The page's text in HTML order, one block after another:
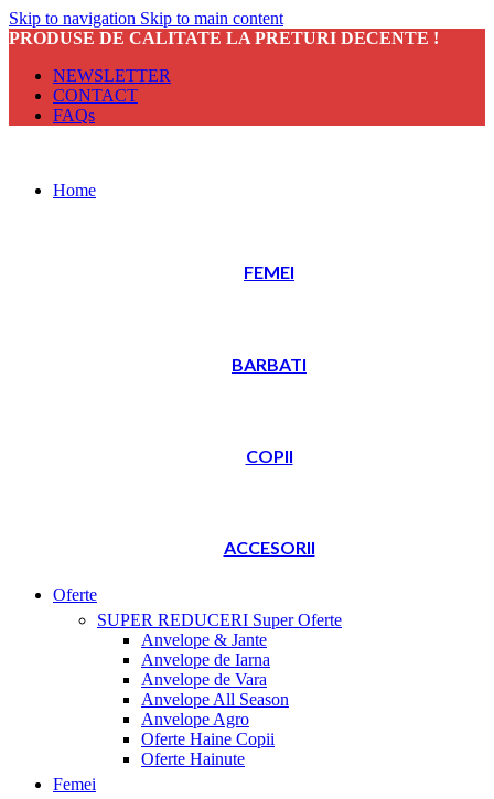
Skip to navigation Skip to main content
PRODUSE DE CALITATE LA PRETURI DECENTE !
NEWSLETTER
CONTACT
FAQs
Home
FEMEI
BARBATI
COPII
ACCESORII
Oferte
SUPER REDUCERI Super Oferte
Anvelope & Jante
Anvelope de Iarna
Anvelope de Vara
Anvelope All Season
Anvelope Agro
Oferte Haine Copii
Oferte Hainute
Femei